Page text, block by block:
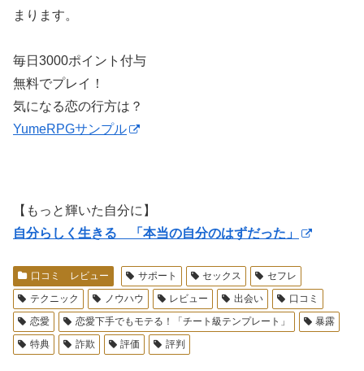
まります。
毎日3000ポイント付与
無料でプレイ！
気になる恋の行方は？
YumeRPGサンプル
【もっと輝いた自分に】
自分らしく生きる 「本当の自分のはずだった」
口コミ レビュー サポート セックス
セフレ
テクニック
ノウハウ レビュー 出会い
口コミ
恋愛
恋愛下手でもモテる！「チート級テンプレート」
暴露
特典
詐欺 評価 評判